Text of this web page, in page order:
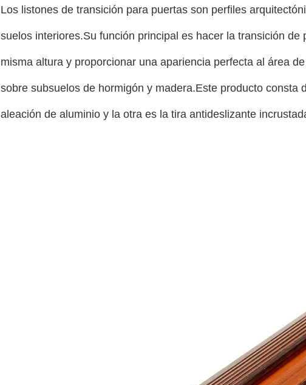
Los listones de transición para puertas son perfiles
suelos interiores.Su función principal es hacer la transición
misma altura y proporcionar una apariencia perfecta al área
sobre subsuelos de hormigón y madera.Este producto consta
aleación de aluminio y la otra es la tira antideslizante